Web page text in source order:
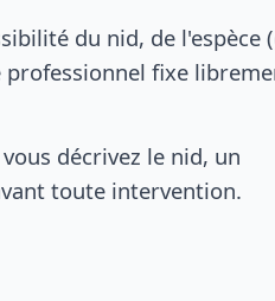
du nid, de l'espèce
fixe
décrivez le nid, un
toute intervention.